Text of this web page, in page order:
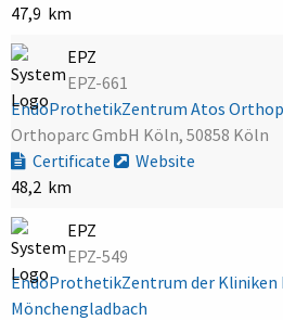
47,9 km
EPZ
EPZ-661
EndoProthetikZentrum Atos
Orthoparc GmbH Köln, 50858 Köln
Certificate
Website
48,2 km
EPZ
EPZ-549
EndoProthetikZentrum der Kliniken
Mönchengladbach